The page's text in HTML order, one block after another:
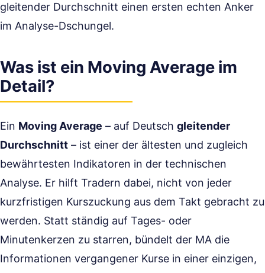
gleitender Durchschnitt einen ersten echten Anker
im Analyse-Dschungel.
Was ist ein Moving Average im
Detail?
Ein Moving Average – auf Deutsch gleitender
Durchschnitt – ist einer der ältesten und zugleich
bewährtesten Indikatoren in der technischen
Analyse. Er hilft Tradern dabei, nicht von jeder
kurzfristigen Kurszuckung aus dem Takt gebracht zu
werden. Statt ständig auf Tages- oder
Minutenkerzen zu starren, bündelt der MA die
Informationen vergangener Kurse in einer einzigen,